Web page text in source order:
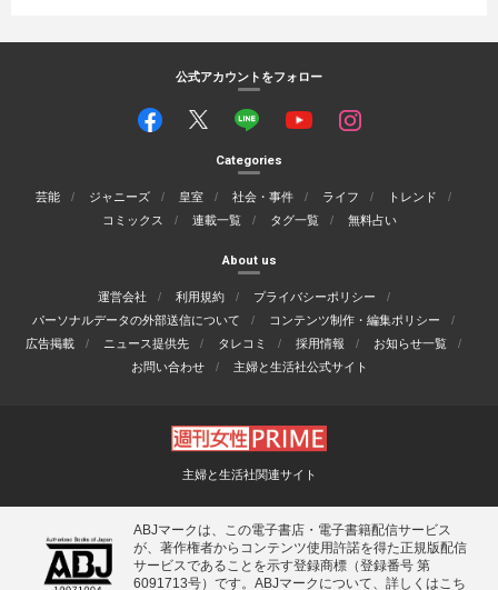
公式アカウントをフォロー
Categories
芸能 ジャニーズ 皇室 社会・事件 ライフ
トレンド
コミックス
連載一覧 タグ一覧 無料占い
About us
運営会社 利用規約
プライバシーポリシー
パーソナルデータの外部送信について
コンテンツ制作・編集ポリシー
広告掲載
ニュース提供先 タレコミ 採用情報
お知らせ一覧
お問い合わせ
主婦と生活社公式サイト
主婦と生活社関連サイト
ABJマークは、この電子書店・電子書籍配信サービス
が、著作権者からコンテンツ使用許諾を得た正規版配信
サービスであることを示す登録商標（登録番号 第
6091713号）です。ABJマークについて、詳しくはこち